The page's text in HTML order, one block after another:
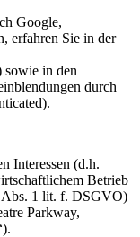
Google,
erfahren Sie in der
sowie in den
durch
Interessen (d.h.
Betrieb
Abs. 1 lit. f. DSGVO)
Parkway,